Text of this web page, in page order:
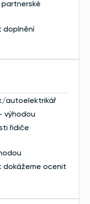
doplnění
autoelektrikář
výhodou
řidiče
dokážeme ocenit